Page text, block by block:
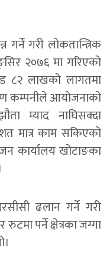
गर्ने गरी लोकतान्त्रिक
२०७६ मा गरिएको
८२ लाखको लागतमा
कम्पनीले आयोजनाको
म्याद नाघिसक्दा
मात्र काम सकिएको
कार्यालय खोटाङका
ढलान गर्ने गरी
पर्ने क्षेत्रका जग्गा